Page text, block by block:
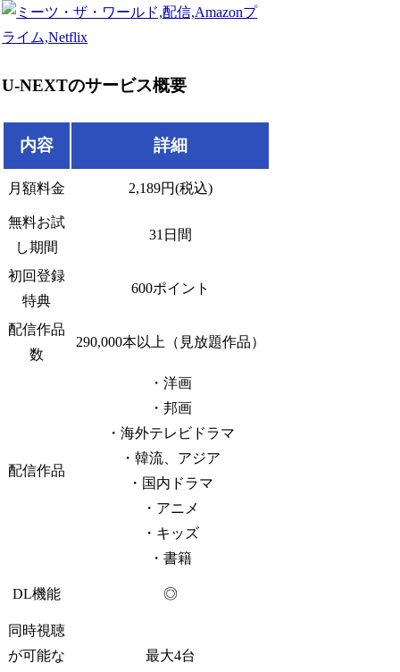
U-NEXTのサービス概要
内容 詳細
月額料金 2,189円(税込)
無料お試
し期間
31日間
初回登録
特典
600ポイント
配信作品
数
290,000本以上（見放題作品）
配信作品
・洋画
・邦画
・海外テレビドラマ
・韓流、アジア
・国内ドラマ
・アニメ
・キッズ
・書籍
DL機能 ◎
同時視聴
が可能な
最大4台